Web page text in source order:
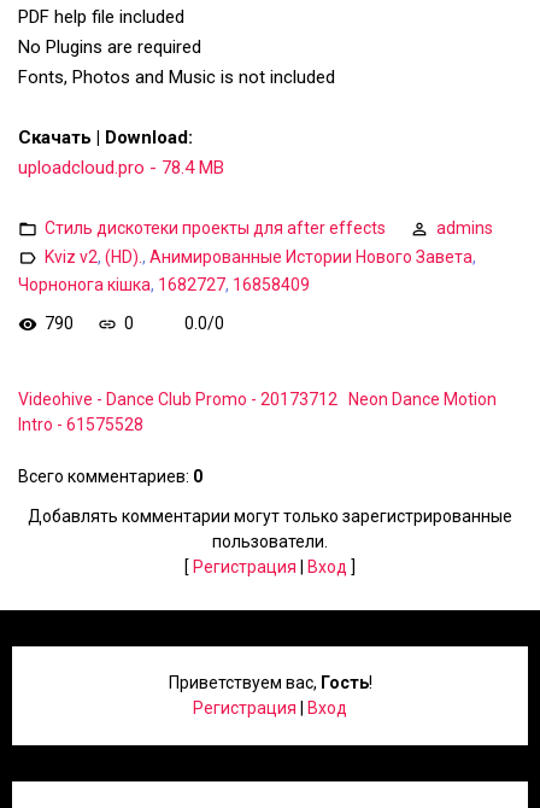
PDF help file included
No Plugins are required
Fonts, Photos and Music is not included
Скачать | Download:
uploadcloud.pro - 78.4 MB
Стиль дискотеки проекты для after effects
admins
Kviz v2, (HD). , Анимированные Истории Нового Завета,
Чорнонога кішка, 1682727, 16858409
790
0 0.0/0
Videohive - Dance Club Promo - 20173712
Neon Dance Motion
Intro - 61575528
Всего комментариев: 0
Добавлять комментарии могут только зарегистрированные
пользователи.
[ Регистрация Вход ]
Приветствуем вас, Гость!
Регистрация
Вход